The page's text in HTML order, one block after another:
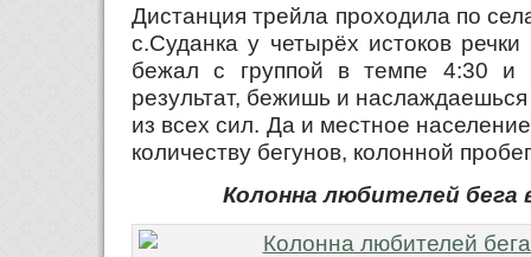
Дистанция трейла проходила по
с.Суданка у четырёх истоков
бежал с группой в темпе 4:30
результат, бежишь и
из всех сил. Да и местное
количеству бегунов, колонной
Колонна любителей бега